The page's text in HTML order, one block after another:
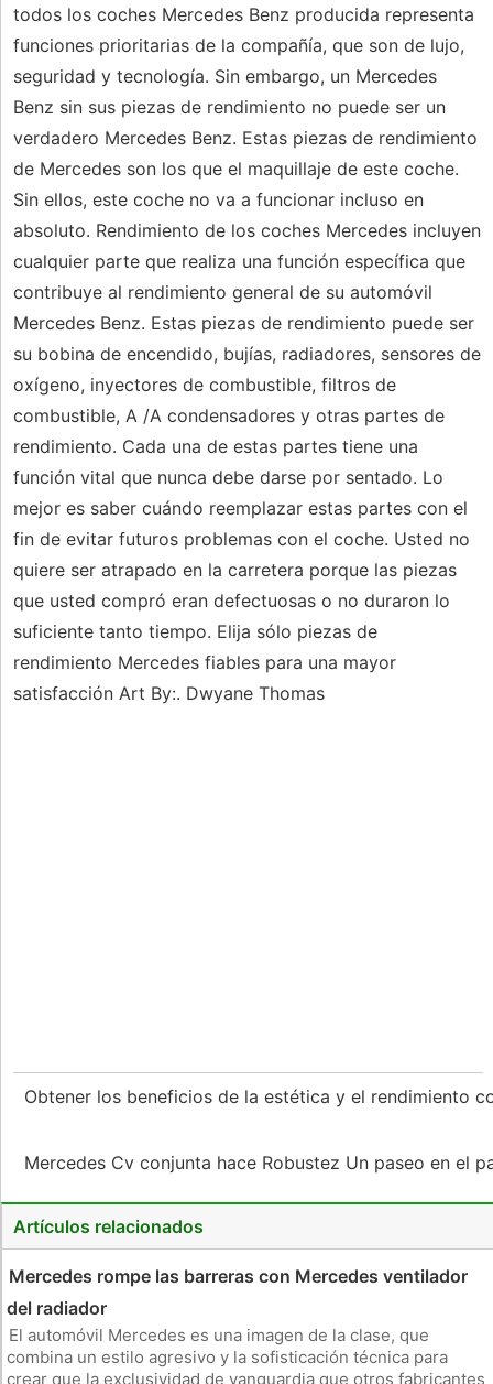
todos los coches Mercedes Benz producida representa
funciones prioritarias de la compañía, que son de lujo,
seguridad y tecnología. Sin embargo, un Mercedes
Benz sin sus piezas de rendimiento no puede ser un
verdadero Mercedes Benz. Estas piezas de rendimiento
de Mercedes son los que el maquillaje de este coche.
Sin ellos, este coche no va a funcionar incluso en
absoluto. Rendimiento de los coches Mercedes incluyen
cualquier parte que realiza una función específica que
contribuye al rendimiento general de su automóvil
Mercedes Benz. Estas piezas de rendimiento puede ser
su bobina de encendido, bujías, radiadores, sensores de
oxígeno, inyectores de combustible, filtros de
combustible, A /A condensadores y otras partes de
rendimiento. Cada una de estas partes tiene una
función vital que nunca debe darse por sentado. Lo
mejor es saber cuándo reemplazar estas partes con el
fin de evitar futuros problemas con el coche. Usted no
quiere ser atrapado en la carretera porque las piezas
que usted compró eran defectuosas o no duraron lo
suficiente tanto tiempo. Elija sólo piezas de
rendimiento Mercedes fiables para una mayor
satisfacción Art By:. Dwyane Thomas
Obtener los beneficios de la estética y el rendimiento
Mercedes Cv conjunta hace Robustez Un paseo en el
Artículos relacionados
Mercedes rompe las barreras con Mercedes ventilador
del radiador
El automóvil Mercedes es una imagen de la clase, que
combina un estilo agresivo y la sofisticación técnica para
crear que la exclusividad de vanguardia que otros fabricantes